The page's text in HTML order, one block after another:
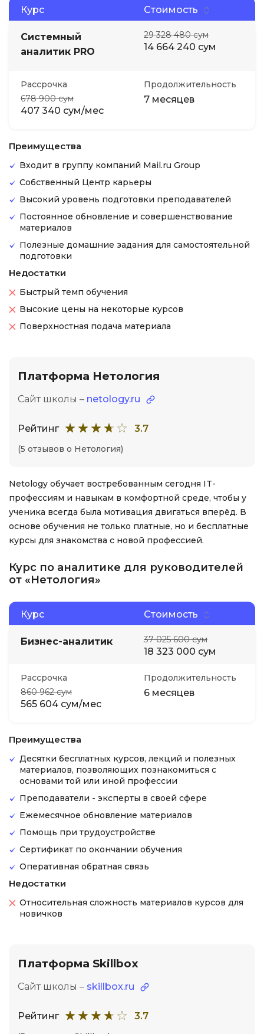
Курс Стоимость
Системный
аналитик PRO
29 328 480 сум
14 664 240 сум
Рассрочка
678 900 сум
407 340 сум/мес
Продолжительность
7 месяцев
Преимущества
Входит в группу компаний Mail.ru Group
Собственный Центр карьеры
Высокий уровень подготовки преподавателей
Постоянное обновление и совершенствование
материалов
Полезные домашние задания для самостоятельной
подготовки
Недостатки
Быстрый темп обучения
Высокие цены на некоторые курсов
Поверхностная подача материала
Платформа Нетология
Сайт школы – netology.ru
Рейтинг 3.7
(5 отзывов о Нетология)
Netology обучает востребованным сегодня IT-
профессиям и навыкам в комфортной среде, чтобы у
ученика всегда была мотивация двигаться вперёд. В
основе обучения не только платные, но и бесплатные
курсы для знакомства с новой профессией.
Курс по аналитике для руководителей
от «Нетология»
Курс Стоимость
Бизнес-аналитик 37 025 600 сум
18 323 000 сум
Рассрочка
860 962 сум
565 604 сум/мес
Продолжительность
6 месяцев
Преимущества
Десятки бесплатных курсов, лекций и полезных
материалов, позволяющих познакомиться с
основами той или иной профессии
Преподаватели - эксперты в своей сфере
Ежемесячное обновление материалов
Помощь при трудоустройстве
Сертификат по окончании обучения
Оперативная обратная связь
Недостатки
Относительная сложность материалов курсов для
новичков
Платформа Skillbox
Сайт школы – skillbox.ru
Рейтинг 3.7